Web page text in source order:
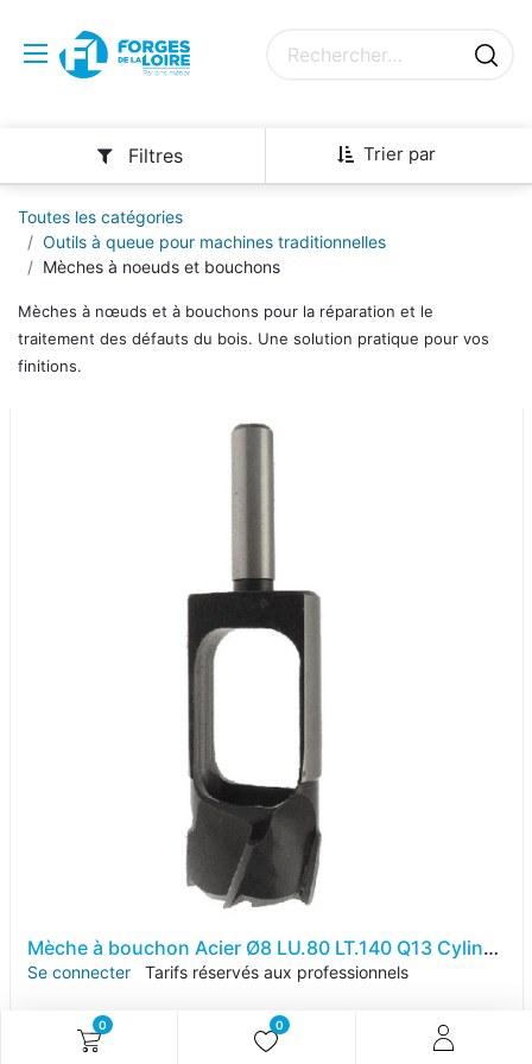
0 0
Trier par
Filtres
Toutes les catégories
Outils à queue pour machines traditionnelles
Mèches à noeuds et bouchons
Mèches à nœuds et à bouchons pour la réparation et le
traitement des défauts du bois. Une solution pratique pour vos
finitions.
Mèche à bouchon Acier Ø8 LU.80 LT.140 Q13 Cylindrique Z4 Rot.Droite
Se connecter Tarifs réservés aux professionnels
Référence article :